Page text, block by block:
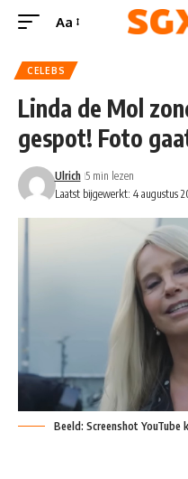
Aa
CELEBS
Linda de Mol
gespot! Foto
Laatst bijgewerkt: 4 augustus
Ulrich 5 min lezen
Beeld: Screenshot YouTube